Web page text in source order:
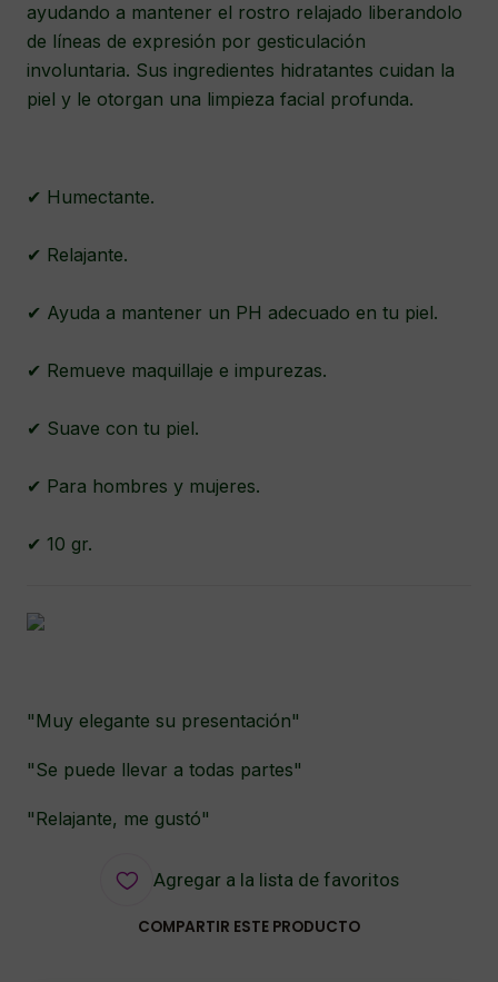
ayudando a mantener el rostro relajado liberandolo
de líneas de expresión por gesticulación
involuntaria. Sus ingredientes hidratantes cuidan la
piel y le otorgan una limpieza facial profunda.
✔ Humectante.
✔ Relajante.
✔ Ayuda a mantener un PH adecuado en tu piel.
✔ Remueve maquillaje e impurezas.
✔ Suave con tu piel.
✔ Para hombres y mujeres.
✔ 10 gr.
"Muy elegante su presentación"
"Se puede llevar a todas partes"
"Relajante, me gustó"
Agregar a la lista de favoritos
COMPARTIR ESTE PRODUCTO